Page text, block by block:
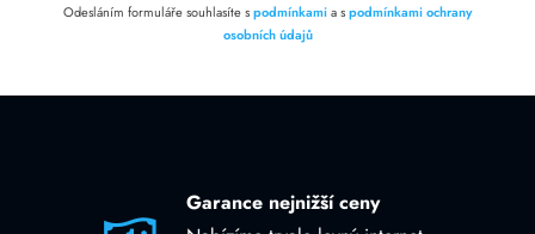
Odesláním formuláře souhlasíte spodmínkamia spodmínkami ochrany
osobních údajů
Garance nejnižší ceny